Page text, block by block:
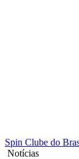
Spin Clube do
Notícias